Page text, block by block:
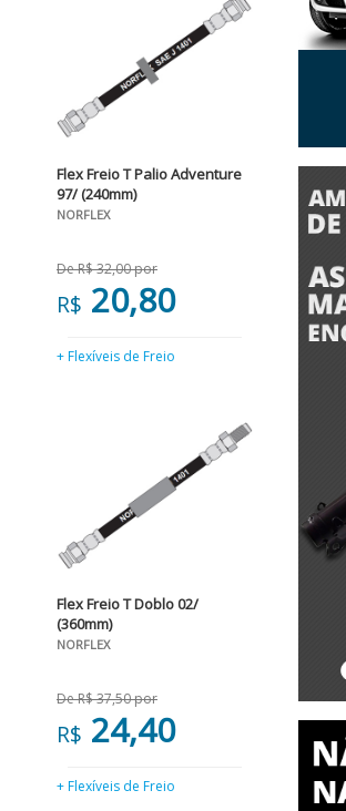
Flex Freio T Palio Adventure
97/ (240mm)
NORFLEX
De R$ 32,00 por
R$ 20,80
+ Flexíveis de Freio
Flex Freio T Doblo 02/
(360mm)
NORFLEX
De R$ 37,50 por
R$ 24,40
+ Flexíveis de Freio